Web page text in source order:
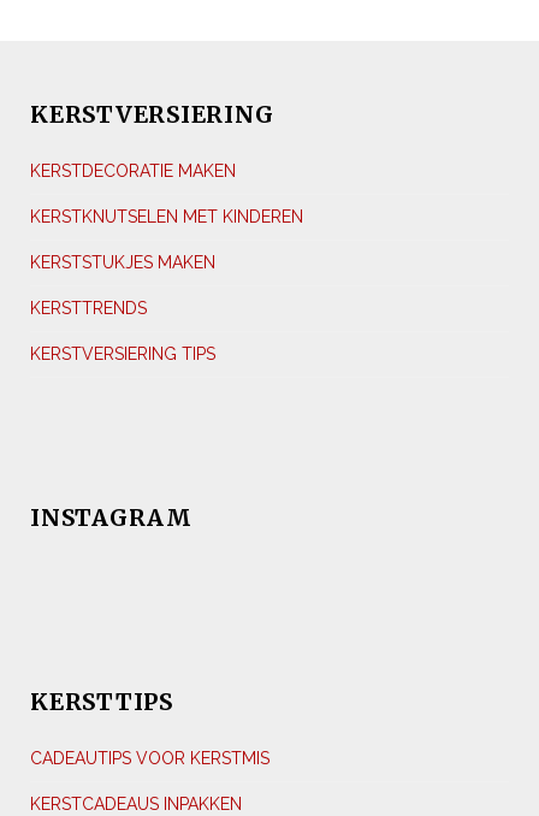
KERSTVERSIERING
KERSTDECORATIE MAKEN
KERSTKNUTSELEN MET KINDEREN
KERSTSTUKJES MAKEN
KERSTTRENDS
KERSTVERSIERING TIPS
INSTAGRAM
KERSTTIPS
CADEAUTIPS VOOR KERSTMIS
KERSTCADEAUS INPAKKEN